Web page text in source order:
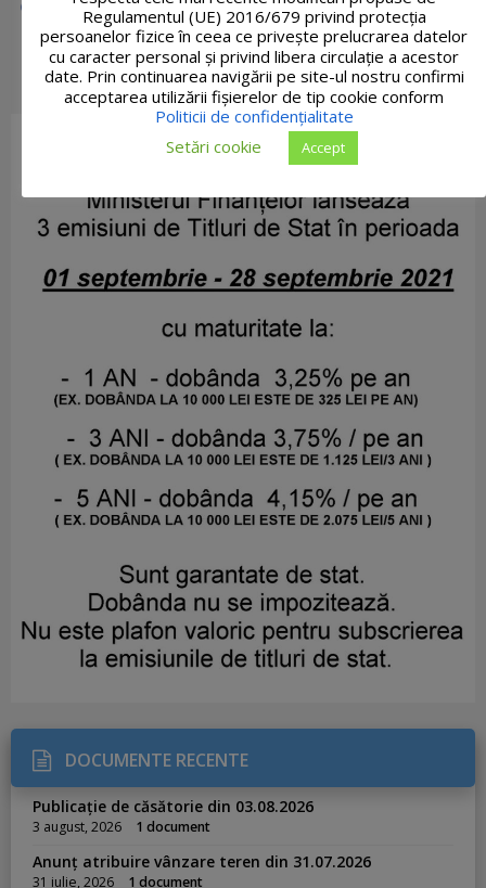
DOCUMENTE RECENTE
Publicație de căsătorie din 03.08.2026
3 august, 2026 1 document
Anunț atribuire vânzare teren din 31.07.2026
31 iulie, 2026 1 document
Regulamentul (UE) 2016/679 privind protecția
persoanelor fizice în ceea ce privește prelucrarea datelor
cu caracter personal și privind libera circulație a acestor
date. Prin continuarea navigării pe site-ul nostru confirmi
acceptarea utilizării fişierelor de tip cookie conform
Politicii de confidențialitate
Setări cookie
Accept